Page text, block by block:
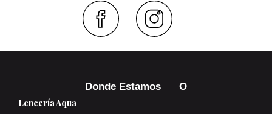
Donde Estamos
Lencería Aqua